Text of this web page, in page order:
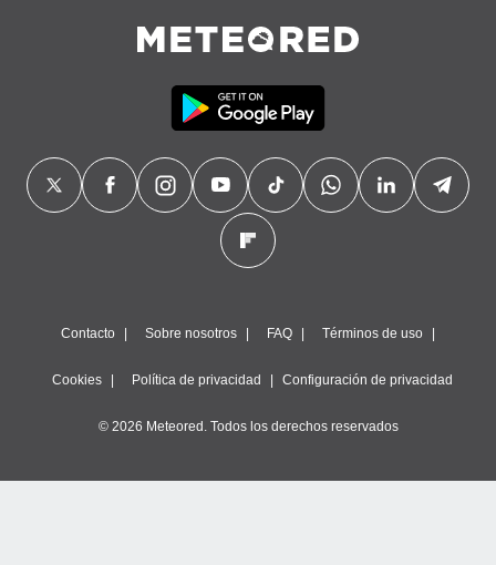
Contacto Sobre nosotros FAQ Términos de uso
Cookies Política de privacidad Configuración de privacidad
© 2026 Meteored. Todos los derechos reservados